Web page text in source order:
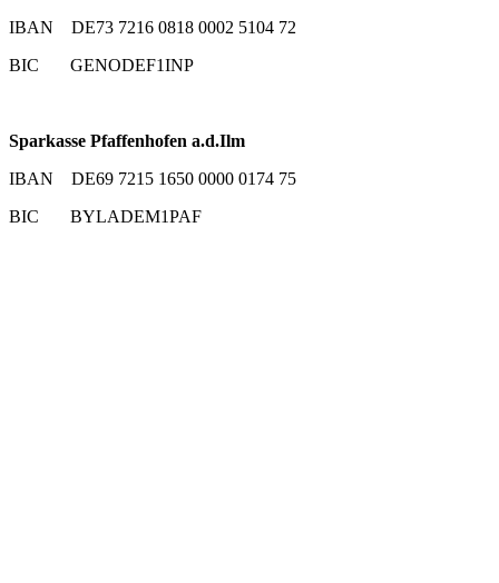
IBAN DE73 7216 0818 0002 5104 72
BIC GENODEF1INP
Sparkasse Pfaffenhofen a.d.Ilm
IBAN DE69 7215 1650 0000 0174 75
BIC BYLADEM1PAF